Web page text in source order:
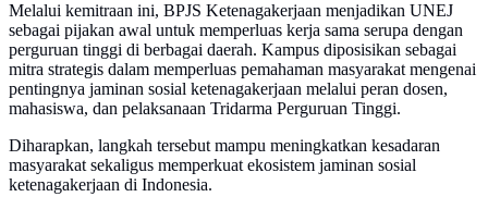
Melalui kemitraan ini, BPJS Ketenagakerjaan menjadikan UNEJ
sebagai pijakan awal untuk memperluas kerja sama serupa dengan
perguruan tinggi di berbagai daerah. Kampus diposisikan sebagai
mitra strategis dalam memperluas pemahaman masyarakat mengenai
pentingnya jaminan sosial ketenagakerjaan melalui peran dosen,
mahasiswa, dan pelaksanaan Tridarma Perguruan Tinggi.
Diharapkan, langkah tersebut mampu meningkatkan kesadaran
masyarakat sekaligus memperkuat ekosistem jaminan sosial
ketenagakerjaan di Indonesia.